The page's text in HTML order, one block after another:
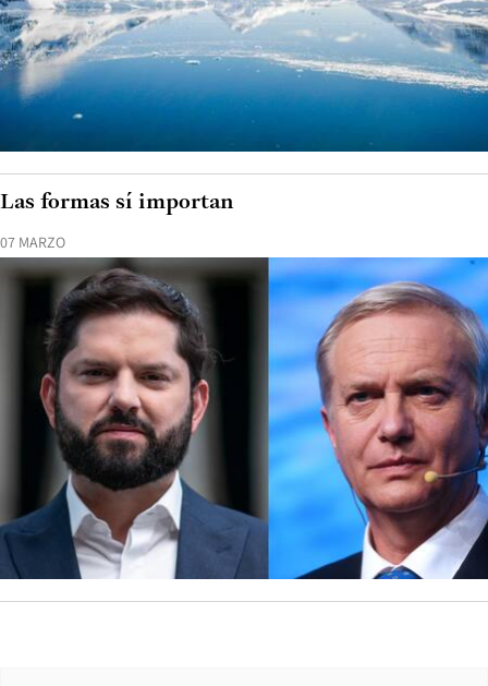
07 MARZO
Las formas sí importan